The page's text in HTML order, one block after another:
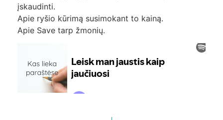
įskaudinti.
Apie ryšio kūrimą susimokant to kainą.
Apie Save tarp žmonių.